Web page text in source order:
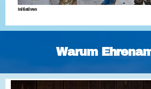
Initiativen
Warum